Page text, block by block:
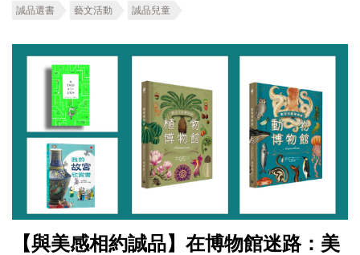
誠品選書 藝文活動 誠品兒童
【與美感相約誠品】在博物館迷路：美